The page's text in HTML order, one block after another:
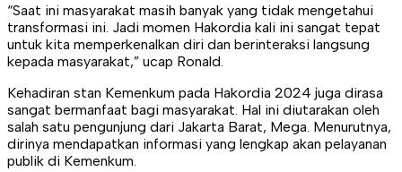
“Saat ini masyarakat masih banyak yang tidak mengetahui
transformasi ini. Jadi momen Hakordia kali ini sangat tepat
untuk kita memperkenalkan diri dan berinteraksi langsung
kepada masyarakat,” ucap Ronald.
Kehadiran stan Kemenkum pada Hakordia 2024 juga dirasa
sangat bermanfaat bagi masyarakat. Hal ini diutarakan oleh
salah satu pengunjung dari Jakarta Barat, Mega. Menurutnya,
dirinya mendapatkan informasi yang lengkap akan pelayanan
publik di Kemenkum.